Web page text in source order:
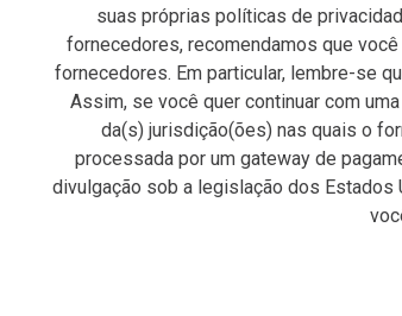
suas próprias políticas de
fornecedores, recomendamos que
fornecedores. Em particular, lembre-se
Assim, se você quer continuar com
da(s) jurisdição(ões) nas quais o
processada por um gateway de
divulgação sob a legislação dos Estados